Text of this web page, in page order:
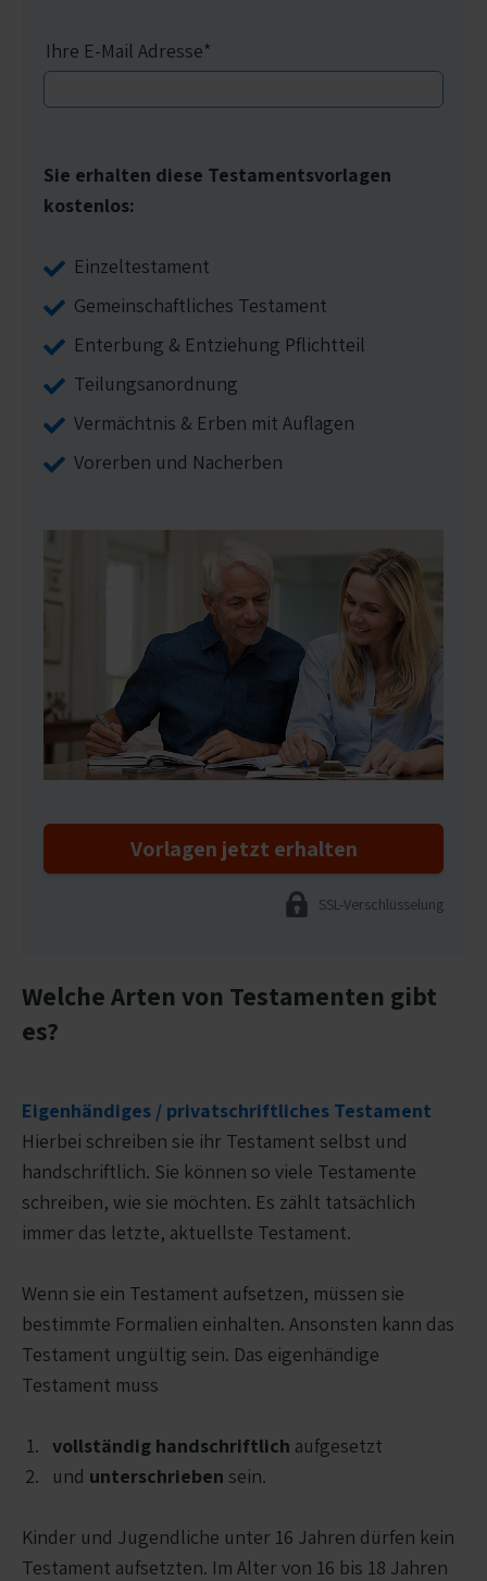
Ihre E-Mail Adresse*
Sie erhalten diese Testamentsvorlagen
kostenlos:
Einzeltestament
Gemeinschaftliches Testament
Enterbung & Entziehung Pflichtteil
Teilungsanordnung
Vermächtnis & Erben mit Auflagen
Vorerben und Nacherben
Vorlagen jetzt erhalten
SSL-Verschlüsselung
Welche Arten von Testamenten gibt
es?
Eigenhändiges / privatschriftliches Testament
Hierbei schreiben sie ihr Testament selbst und
handschriftlich. Sie können so viele Testamente
schreiben, wie sie möchten. Es zählt tatsächlich
immer das letzte, aktuellste Testament.
Wenn sie ein Testament aufsetzen, müssen sie
bestimmte Formalien einhalten. Ansonsten kann das
Testament ungültig sein. Das eigenhändige
Testament muss
vollständig handschriftlich aufgesetzt
und unterschrieben sein.
Kinder und Jugendliche unter 16 Jahren dürfen kein
Testament aufsetzten. Im Alter von 16 bis 18 Jahren